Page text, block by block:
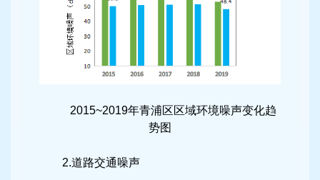
2015~2019年青浦区区域环境噪声变化趋
势图
2.道路交通噪声